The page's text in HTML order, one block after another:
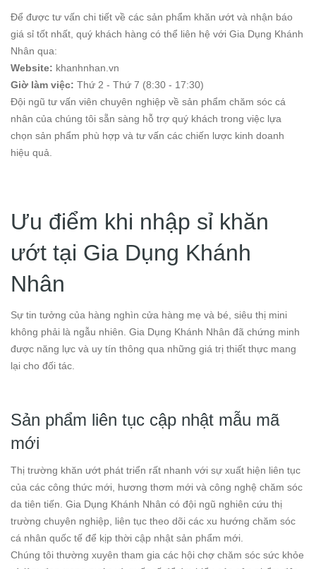
Để được tư vấn chi tiết về các sản phẩm khăn ướt và nhận báo
giá sỉ tốt nhất, quý khách hàng có thể liên hệ với Gia Dụng Khánh
Nhân qua:
Website: khanhnhan.vn
Giờ làm việc: Thứ 2 - Thứ 7 (8:30 - 17:30)
Đội ngũ tư vấn viên chuyên nghiệp về sản phẩm chăm sóc cá
nhân của chúng tôi sẵn sàng hỗ trợ quý khách trong việc lựa
chọn sản phẩm phù hợp và tư vấn các chiến lược kinh doanh
hiệu quả.
Ưu điểm khi nhập sỉ khăn
ướt tại Gia Dụng Khánh
Nhân
Sự tin tưởng của hàng nghìn cửa hàng mẹ và bé, siêu thị mini
không phải là ngẫu nhiên. Gia Dụng Khánh Nhân đã chứng minh
được năng lực và uy tín thông qua những giá trị thiết thực mang
lại cho đối tác.
Sản phẩm liên tục cập nhật mẫu mã
mới
Thị trường khăn ướt phát triển rất nhanh với sự xuất hiện liên tục
của các công thức mới, hương thơm mới và công nghệ chăm sóc
da tiên tiến. Gia Dụng Khánh Nhân có đội ngũ nghiên cứu thị
trường chuyên nghiệp, liên tục theo dõi các xu hướng chăm sóc
cá nhân quốc tế để kịp thời cập nhật sản phẩm mới.
Chúng tôi thường xuyên tham gia các hội chợ chăm sóc sức khỏe